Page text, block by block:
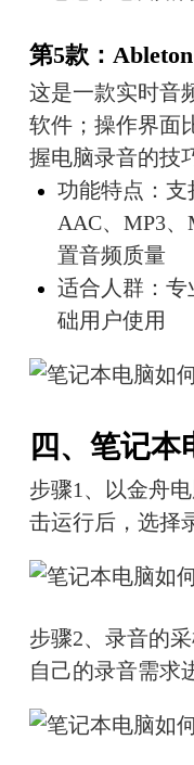
第5款：
这是一款实时音
软件；操作界面
握电脑录音的技
功能特点：
AAC、MP3
置音频质量
适合人群：
础用户使用
四、笔记
步骤1、以金舟
击运行后，选择
步骤2、录音的
自己的录音需求